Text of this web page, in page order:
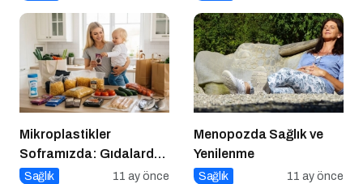
Etkisi
Mikroplastikler
Soframızda: Gıdalardan
Bedenimize Nasıl
Sağlık 11 ay önce
Menopozda Sağlık ve
Yenilenme
Sağlık 11 ay önce